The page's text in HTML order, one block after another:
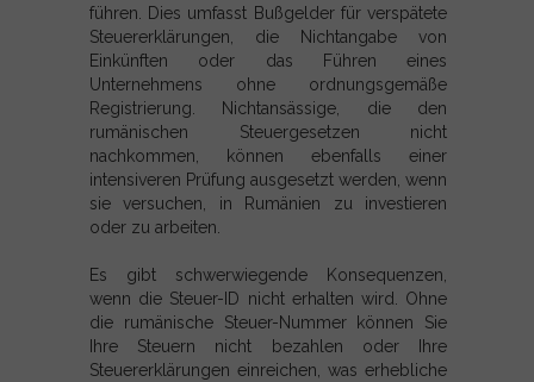
führen. Dies umfasst Bußgelder für verspätete
Steuererklärungen, die Nichtangabe von
Einkünften oder das Führen eines
Unternehmens ohne ordnungsgemäße
Registrierung. Nichtansässige, die den
rumänischen Steuergesetzen nicht
nachkommen, können ebenfalls einer
intensiveren Prüfung ausgesetzt werden, wenn
sie versuchen, in Rumänien zu investieren
oder zu arbeiten.
Es gibt schwerwiegende Konsequenzen,
wenn die Steuer-ID nicht erhalten wird. Ohne
die rumänische Steuer-Nummer können Sie
Ihre Steuern nicht bezahlen oder Ihre
Steuererklärungen einreichen, was erhebliche